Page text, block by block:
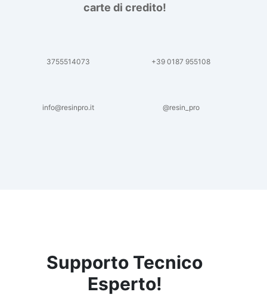
carte di credito!
3755514073 +39 0187 955108
info@resinpro.it @resin_pro
Supporto Tecnico
Esperto!